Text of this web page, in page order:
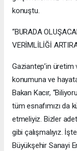
konuştu.
“BURADA
VERİMLİLİĞİ
Gaziantep’in
konumuna ve
Bakan Kacır,
tüm esnafımızı da
etmeliyiz. Bizler
gibi çalışmalıyız.
Büyükşehir Sanayi